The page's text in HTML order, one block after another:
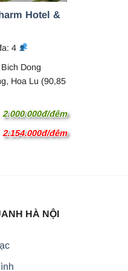
Hotel &
4
Dong
Hoa Lu (90,85
2.000.000đ/đêm
2.154.000đ/đêm
HÀ NỘI